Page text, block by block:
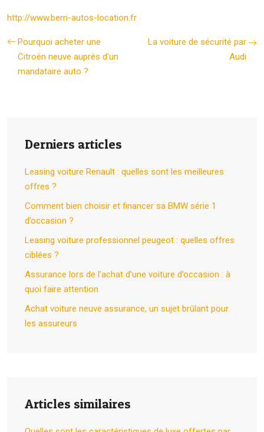
http://www.berri-autos-location.fr
Pourquoi acheter une
Citroën neuve auprès d’un
mandataire auto ?
La voiture de sécurité par
Audi
Derniers articles
Leasing voiture Renault : quelles sont les meilleures
offres ?
Comment bien choisir et financer sa BMW série 1
d’occasion ?
Leasing voiture professionnel peugeot : quelles offres
ciblées ?
Assurance lors de l’achat d’une voiture d’occasion : à
quoi faire attention
Achat voiture neuve assurance, un sujet brûlant pour
les assureurs
Articles similaires